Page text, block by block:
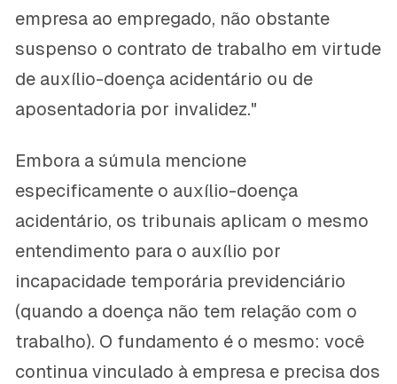
empresa ao empregado, não obstante
suspenso o contrato de trabalho em virtude
de auxílio-doença acidentário ou de
aposentadoria por invalidez."
Embora a súmula mencione
especificamente o auxílio-doença
acidentário, os tribunais aplicam o mesmo
entendimento para o auxílio por
incapacidade temporária previdenciário
(quando a doença não tem relação com o
trabalho). O fundamento é o mesmo: você
continua vinculado à empresa e precisa dos